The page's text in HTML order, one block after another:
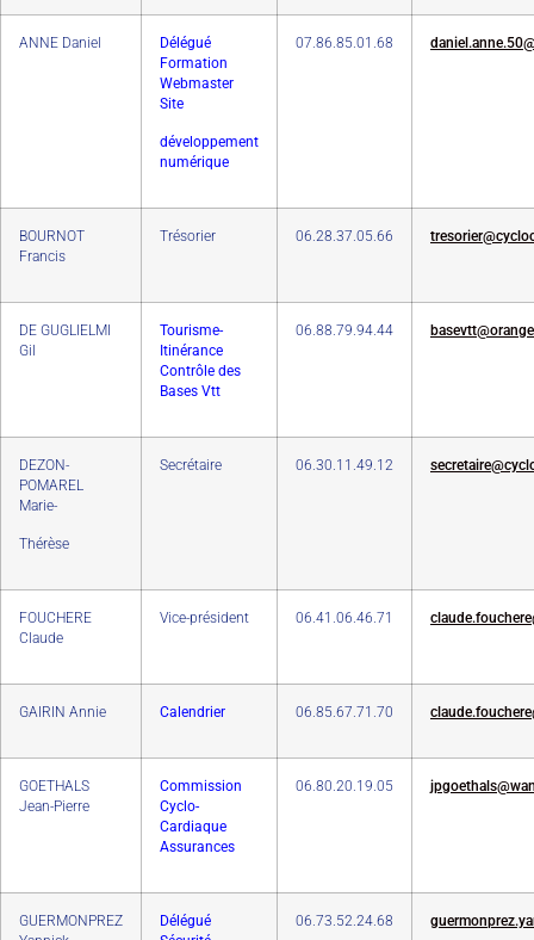
ANNE Daniel
Délégué
Formation
Webmaster
Site
développement
numérique
07.86.85.01.68
BOURNOT
Francis
Trésorier 06.28.37.05.66
DE GUGLIELMI
Gil
Tourisme-
Itinérance
Contrôle des
Bases Vtt
06.88.79.94.44
DEZON-
POMAREL
Marie-
Thérèse
Secrétaire 06.30.11.49.12
FOUCHERE
Claude
Vice-président 06.41.06.46.71
GAIRIN Annie Calendrier 06.85.67.71.70
GOETHALS
Jean-Pierre
Commission
Cyclo-
Cardiaque
Assurances
06.80.20.19.05
GUERMONPREZ
Délégué
06.73.52.24.68